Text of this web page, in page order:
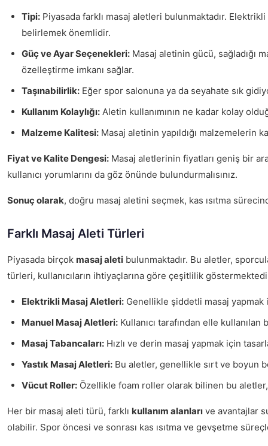
Tipi: Piyasada farklı masaj aletleri bulunmaktadır.
belirlemek önemlidir.
Güç ve Ayar Seçenekleri: Masaj aletinin gücü, sağladığı
özelleştirme imkanı sağlar.
Taşınabilirlik: Eğer spor salonuna ya da seyahate sık
Kullanım Kolaylığı: Aletin kullanımının ne kadar kolay
Malzeme Kalitesi: Masaj aletinin yapıldığı malzemelerin
Fiyat ve Kalite Dengesi: Masaj aletlerinin fiyatları geniş bir
kullanıcı yorumlarını da göz önünde bulundurmalısınız.
Sonuç olarak, doğru masaj aletini seçmek, kas ısıtma
Farklı Masaj Aleti Türleri
Piyasada birçok masaj aleti bulunmaktadır. Bu aletler,
türleri, kullanıcıların ihtiyaçlarına göre çeşitlilik
Elektrikli Masaj Aletleri: Genellikle şiddetli masaj yapmak
Manuel Masaj Aletleri: Kullanıcı tarafından elle
Masaj Tabancaları: Hızlı ve derin masaj yapmak için
Yastık Masaj Aletleri: Bu aletler, genellikle sırt ve boyun
Vücut Roller: Özellikle foam roller olarak bilinen bu
Her bir masaj aleti türü, farklı kullanım alanları ve avantajlar
olabilir. Spor öncesi ve sonrası kas ısıtma ve gevşetme